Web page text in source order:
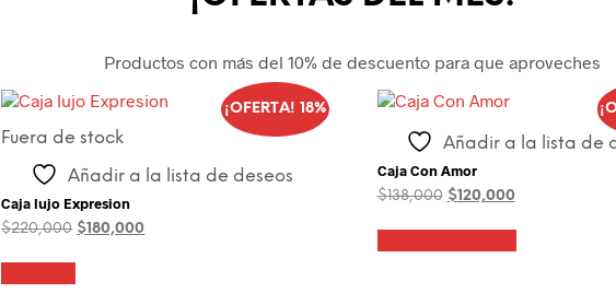
Productos con más del 10% de descuento para que aproveches
Fuera de stock
¡OFERTA! 18%
Añadir a la lista de deseos
Caja lujo Expresion
$220,000 El
$180,000El
Añadir a la lista de
Caja Con Amor
$138,000 El
original
era:
$120,000El
actual
es: